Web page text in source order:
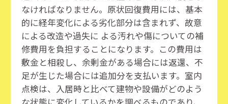
なければなりません。原状回復費用には、基本
的に経年変化による劣化部分は含まれず、故意
による改造や過失に よる汚れや傷についての補
修費用を負担することになります。この費用は
敷金と相殺し、余剰金がある場合には返還、不
足が生じた場合には追加分を支払います。室内
点検は、入居時と比べて建物や設備がどのよう